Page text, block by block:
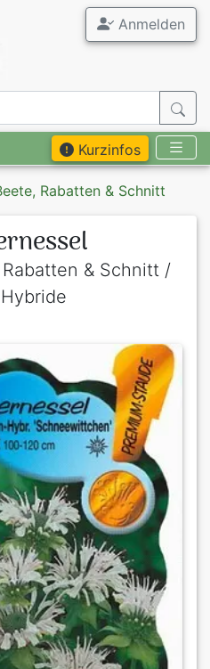
Anmelden
Kurzinfos
Rabatten & Schnitt
& Schnitt /